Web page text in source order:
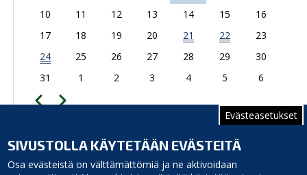
Evästeasetukset
SIVUSTOLLA KÄYTETÄÄN EVÄSTEITÄ
Osa evästeistä on välttämättömiä ja ne aktivoidaan
10
11 12 13 14 15
16
17
18 19 20 21 22
23
24
25 26 27 28 29
30
31
1 2 3 4 5
6
Sivutus
EdellinenSeuraava
Opintie 1, 92400 Ruukki